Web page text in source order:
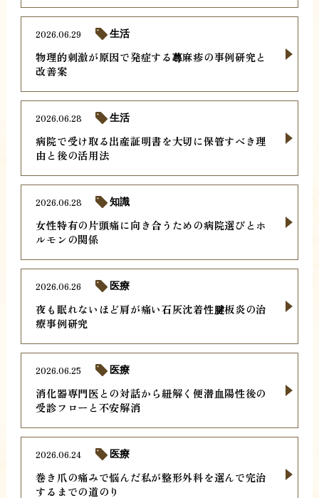
物理的刺激が原因で発症する蕁麻疹の事例研究と
改善案
2026.06.29 生活
病院で受け取る出産証明書を大切に保管すべき理
由と後の活用法
2026.06.28 生活
女性特有の片頭痛に向き合うための病院選びとホ
ルモンの関係
2026.06.28 知識
夜も眠れないほど肩が痛い石灰沈着性腱板炎の治
療事例研究
2026.06.26 医療
消化器専門医との対話から紐解く便潜血陽性後の
受診フローと不安解消
2026.06.25 医療
巻き爪の痛みで悩んだ私が整形外科を選んで完治
するまでの道のり
2026.06.24 医療